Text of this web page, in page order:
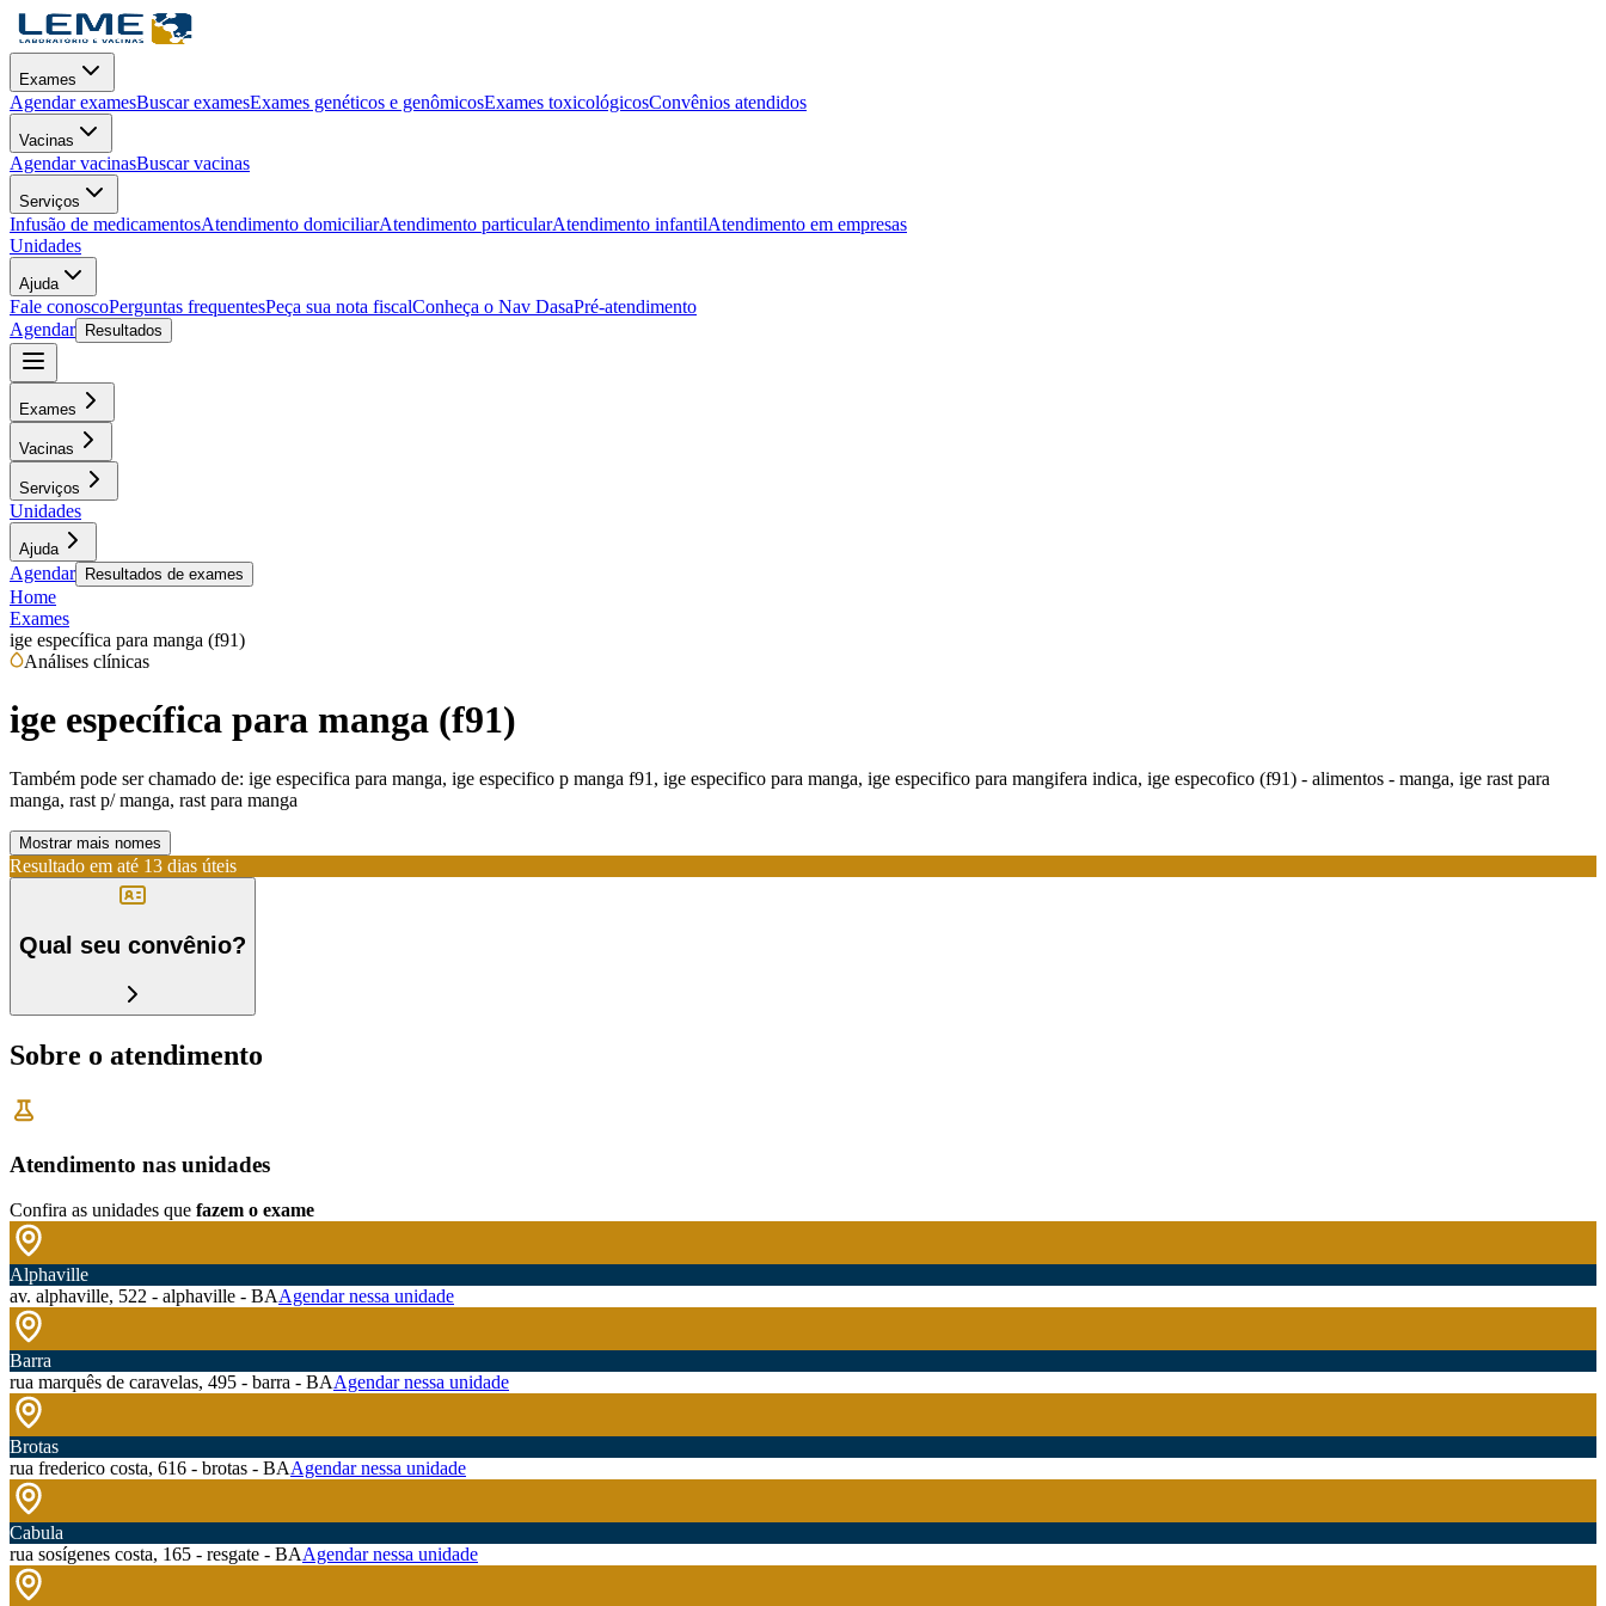
Exames
Agendar examesBuscar examesExames genéticos e genômicosExames toxicológicosConvênios atendidos
Vacinas
Agendar vacinasBuscar vacinas
Serviços
Infusão de medicamentosAtendimento domiciliarAtendimento particularAtendimento infantilAtendimento em empresas
Unidades
Ajuda
Fale conoscoPerguntas frequentesPeça sua nota fiscalConheça o Nav DasaPré-atendimento
Agendar
Resultados
Exames
Vacinas
Serviços
Unidades
Ajuda
Agendar Resultados de exames
Home
Exames
ige específica para manga (f91)
Análises clínicas
ige específica para manga (f91)
Também pode ser chamado de: ige especifica para manga, ige especifico p manga f91, ige especifico para manga, ige especifico para mangifera indica, ige especofico (f91) - alimentos - manga, ige rast para
manga, rast p/ manga, rast para manga
Mostrar mais nomes
Resultado em até 13 dias úteis
Qual seu convênio?
Sobre o atendimento
Atendimento nas unidades
Confira as unidades que fazem o exame
Alphaville
av. alphaville, 522 - alphaville - BAAgendar nessa unidade
Barra
rua marquês de caravelas, 495 - barra - BAAgendar nessa unidade
Brotas
rua frederico costa, 616 - brotas - BAAgendar nessa unidade
Cabula
rua sosígenes costa, 165 - resgate - BAAgendar nessa unidade